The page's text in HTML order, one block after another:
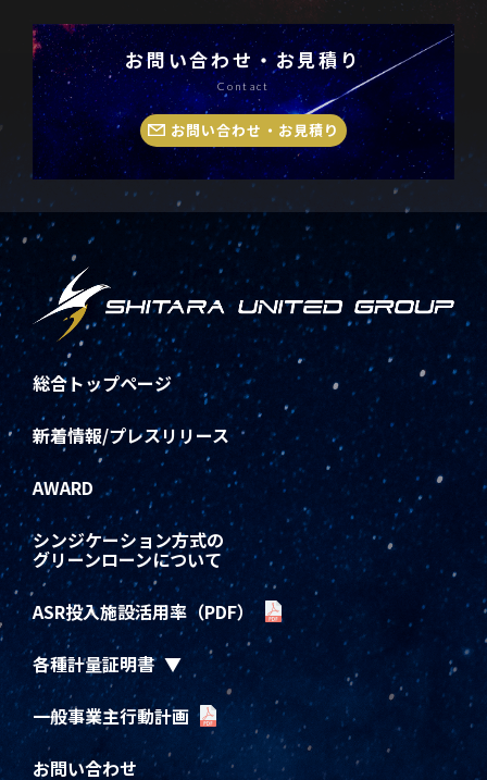
お問い合わせ・お見積り
Contact
お問い合わせ・お見積り
総合トップページ
新着情報/プレスリリース
AWARD
シンジケーション方式の
グリーンローンについて
ASR投入施設活用率（PDF）
各種計量証明書
一般事業主行動計画
お問い合わせ